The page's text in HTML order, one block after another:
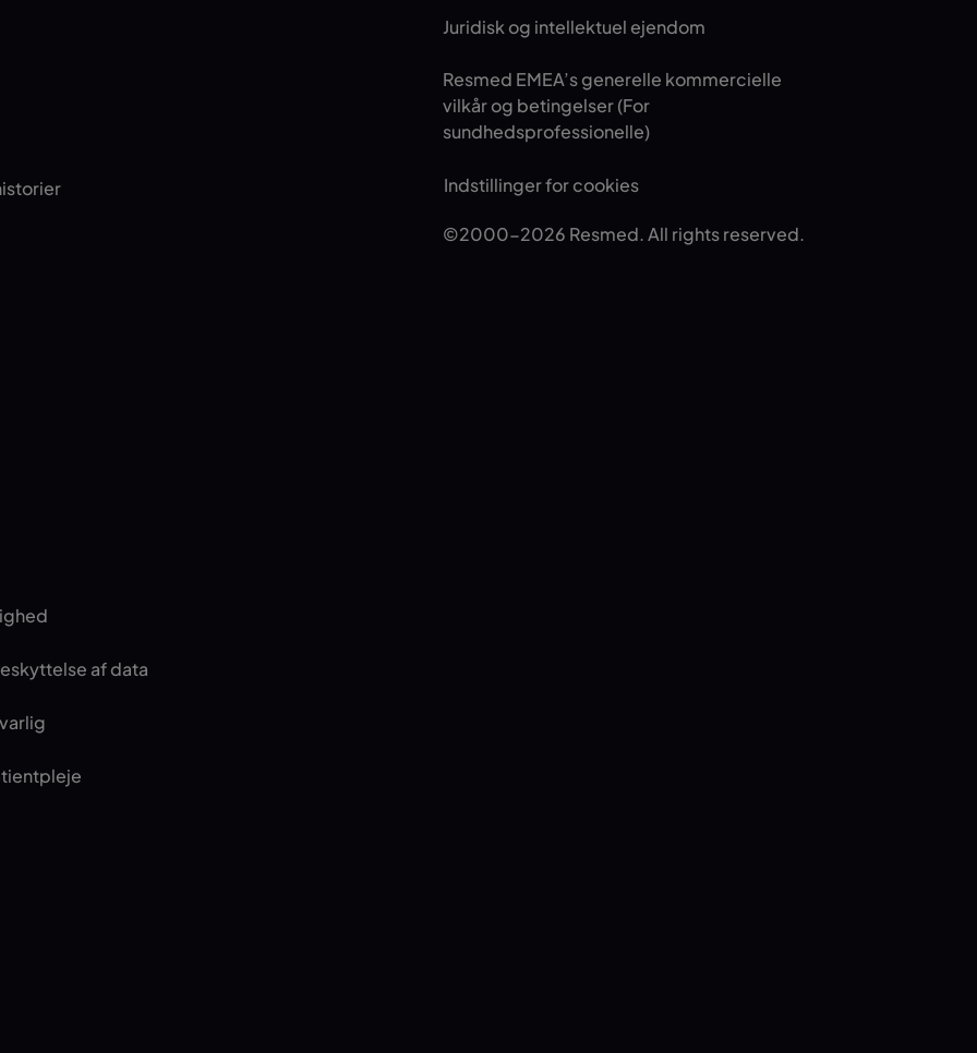
af data
Juridisk og intellektuel ejendom
Resmed EMEA’s generelle kommercielle
vilkår og betingelser (For
sundhedsprofessionelle)
Indstillinger for cookies
©2000-2026 Resmed. All rights reserved.